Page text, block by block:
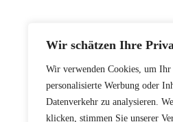
Wir schätzen Ihre
Wir verwenden Cookies, um Ihr
personalisierte Werbung oder
Datenverkehr zu analysieren.
klicken, stimmen Sie unserer